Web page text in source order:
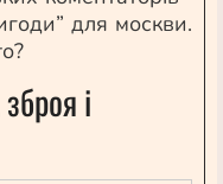
для москви.
і